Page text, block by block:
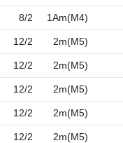
1Am(M4)
8/2
2m(M5)
12/2
2m(M5)
12/2
2m(M5)
12/2
2m(M5)
12/2
2m(M5)
12/2